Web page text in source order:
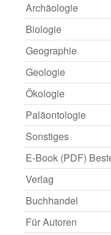
Archäologie
Biologie
Geographie
Geologie
Ökologie
Paläontologie
Sonstiges
E-Book (PDF)
Verlag
Buchhandel
Für Autoren